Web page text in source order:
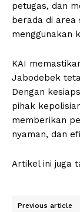
petugas, dan
berada di area
menggunakan
KAI
Jabodebek
Dengan
pihak
memberikan
nyaman, dan
Artikel ini juga
Previous article